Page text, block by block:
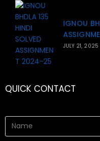
IGNOU
JULY 21, 2025
QUICK CONTACT